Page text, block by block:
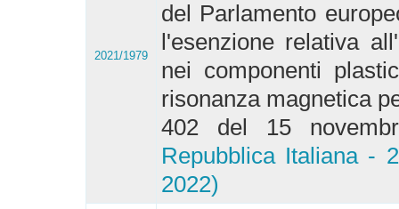
2021/1979
del Parlamento
l'esenzione relativa
nei componenti
risonanza magnetica
402 del 15
Repubblica Italiana -
2022)